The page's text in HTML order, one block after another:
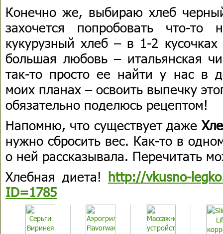
Конечно же, выбираю хлеб
захочется попробовать что-
кукурузный хлеб – в 1-2
большая любовь – итальянская
так-то просто ее найти у нас в
моих планах – освоить выпечку
обязательно поделюсь рецептом!
Напомню, что существует даже
нужно сбросить вес. Как-то в
о ней рассказывала. Перечитать
Хлебная диета! http://vkusno-
ID=1785